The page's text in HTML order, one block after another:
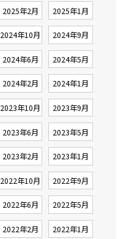
2025年2月 2025年1月
2024年10月 2024年9月
2024年6月 2024年5月
2024年2月 2024年1月
2023年10月 2023年9月
2023年6月 2023年5月
2023年2月 2023年1月
2022年10月 2022年9月
2022年6月 2022年5月
2022年2月 2022年1月